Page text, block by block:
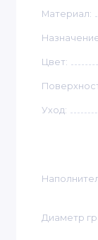
Материал:
Цвет:
Уход:
Диаметр